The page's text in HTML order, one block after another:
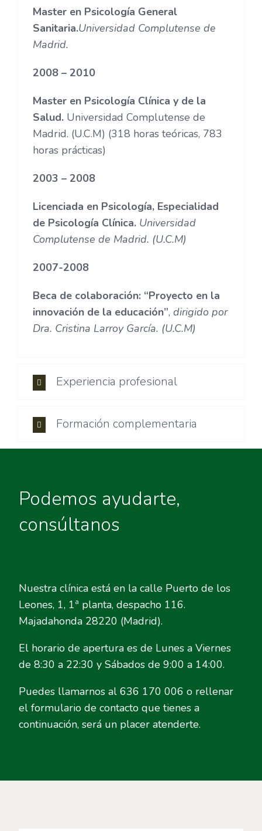
Master en Psicología General
Sanitaria.Universidad Complutense de
Madrid.
2008 – 2010
Master en Psicología Clínica y de la
Salud. Universidad Complutense de
Madrid. (U.C.M) (318 horas teóricas, 783
horas prácticas)
2003 – 2008
Licenciada en Psicología, Especialidad
de Psicología Clínica. Universidad
Complutense de Madrid. (U.C.M)
2007-2008
Beca de colaboración: “Proyecto en la
innovación de la educación”, dirigido por
Dra. Cristina Larroy García. (U.C.M)
Experiencia profesional
Formación complementaria
Podemos ayudarte,
consúltanos
Nuestra clínica está en la calle Puerto de los
Leones, 1, 1ª planta, despacho 116.
Majadahonda 28220 (Madrid).
El horario de apertura es de Lunes a Viernes
de 8:30 a 22:30 y Sábados de 9:00 a 14:00.
Puedes llamarnos al 636 170 006 o rellenar
el formulario de contacto que tienes a
continuación, será un placer atenderte.